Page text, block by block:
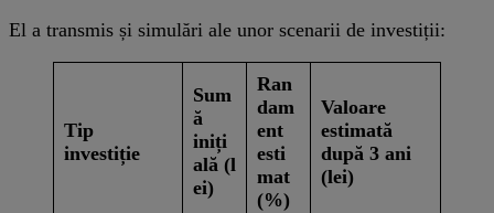
El a transmis și simulări ale unor scenarii de investiții:
Tip
investiție
Sum
ă
iniți
ală (l
ei)
Ran
dam
ent
esti
mat
(%)
Valoare
estimată
după 3 ani
(lei)